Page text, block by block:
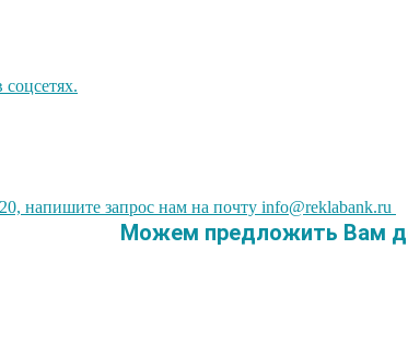
напишите запрос нам на почту info@reklabank.ru
Можем предложить Вам